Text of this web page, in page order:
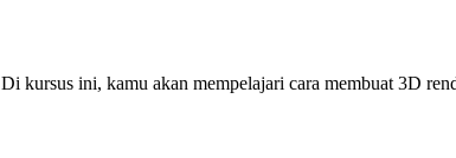
ini, kamu akan mempelajari cara membuat 3D